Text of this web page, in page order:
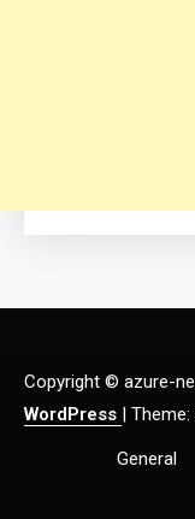
Copyright © azure-
WordPress
General